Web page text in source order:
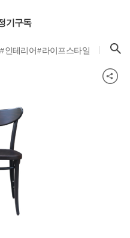
기구독
#인테리어#라이프스타일